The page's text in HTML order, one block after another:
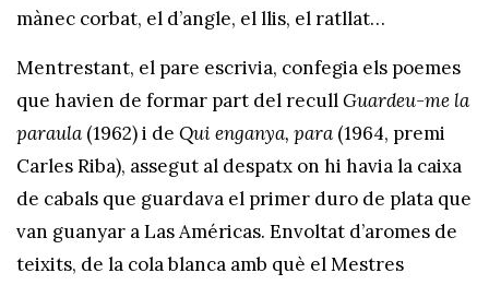
mànec corbat, el d’angle, el llis, el ratllat…
Mentrestant, el pare escrivia, confegia els poemes
que havien de formar part del recullGuardeu-me la
paraula (1962) i de Qui enganya, para (1964, premi
Carles Riba), assegut al despatx on hi havia la caixa
de cabals que guardava el primer duro de plata que
van guanyar a Las Américas. Envoltat d’aromes de
teixits, de la cola blanca amb què el Mestres